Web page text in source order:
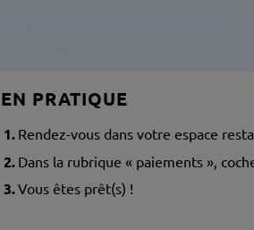
EN PRATIQUE
Rendez-vous dans votre espace
Dans la rubrique « paiements »,
Vous êtes prêt(s) !